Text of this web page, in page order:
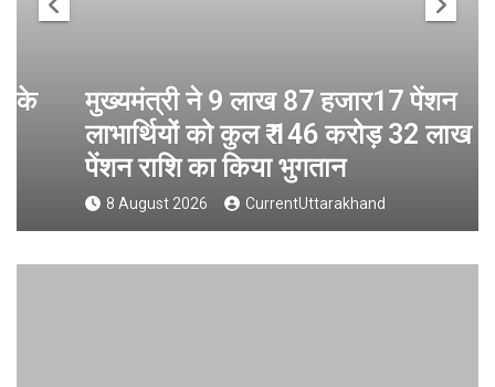
मुख्यमंत्री ने 9 लाख 87 हजार17 पेंशन
लाभार्थियों को कुल ₹ 146 करोड़ 32 लाख की
पेंशन राशि का किया भुगतान
8 August 2026 CurrentUttarakhand